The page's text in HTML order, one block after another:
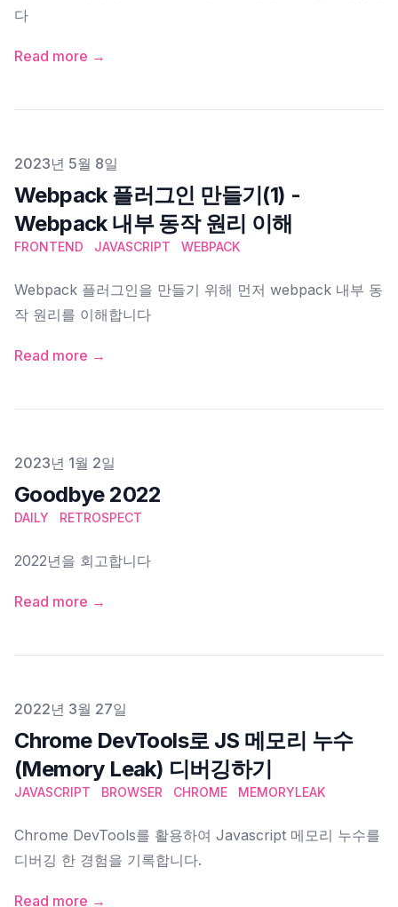
다
Read more →
Published on
2023년 5월 8일
Webpack 플러그인 만들기(1) -
Webpack 내부 동작 원리 이해
FRONTEND JAVASCRIPT WEBPACK
Webpack 플러그인을 만들기 위해 먼저 webpack 내부 동
작 원리를 이해합니다
Read more →
Published on
2023년 1월 2일
Goodbye 2022
DAILY RETROSPECT
2022년을 회고합니다
Read more →
Published on
2022년 3월 27일
Chrome DevTools로 JS 메모리 누수
(Memory Leak) 디버깅하기
JAVASCRIPT BROWSER CHROME MEMORYLEAK
Chrome DevTools를 활용하여 Javascript 메모리 누수를
디버깅 한 경험을 기록합니다.
Read more →